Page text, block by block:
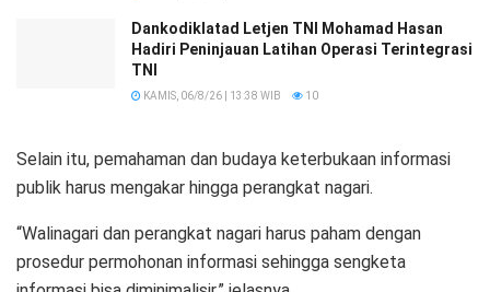
Dankodiklatad Letjen TNI Mohamad Hasan
Hadiri Peninjauan Latihan Operasi Terintegrasi
TNI
KAMIS, 06/8/26 | 13:38 WIB 10
Selain itu, pemahaman dan budaya keterbukaan informasi
publik harus mengakar hingga perangkat nagari.
“Walinagari dan perangkat nagari harus paham dengan
prosedur permohonan informasi sehingga sengketa